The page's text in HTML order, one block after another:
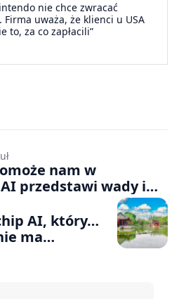
nie chce zwracać
uważa, że klienci u USA
to, za co zapłacili”
nam w
przedstawi wady i
ich ceny oraz
temat
AI, który…
ma